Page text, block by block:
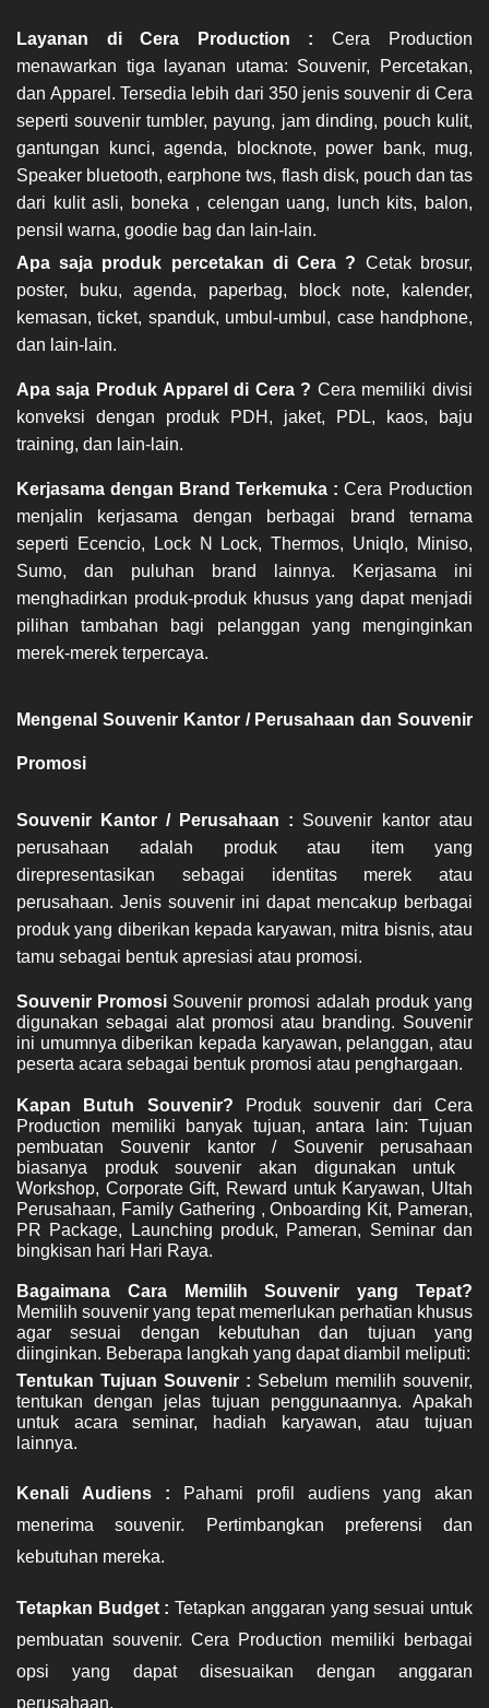
Layanan di Cera Production : Cera Production
menawarkan tiga layanan utama: Souvenir, Percetakan,
dan Apparel. Tersedia lebih dari 350 jenis souvenir di Cera
seperti souvenir tumbler, payung, jam dinding, pouch kulit,
gantungan kunci, agenda, blocknote, power bank, mug,
Speaker bluetooth, earphone tws, flash disk, pouch dan tas
dari kulit asli, boneka , celengan uang, lunch kits, balon,
pensil warna, goodie bag dan lain-lain.
Apa saja produk percetakan di Cera ? Cetak brosur,
poster, buku, agenda, paperbag, block note, kalender,
kemasan, ticket, spanduk, umbul-umbul, case handphone,
dan lain-lain.
Apa saja Produk Apparel di Cera ? Cera memiliki divisi
konveksi dengan produk PDH, jaket, PDL, kaos, baju
training, dan lain-lain.
Kerjasama dengan Brand Terkemuka : Cera Production
menjalin kerjasama dengan berbagai brand ternama
seperti Ecencio, Lock N Lock, Thermos, Uniqlo, Miniso,
Sumo, dan puluhan brand lainnya. Kerjasama ini
menghadirkan produk-produk khusus yang dapat menjadi
pilihan tambahan bagi pelanggan yang menginginkan
merek-merek terpercaya.
Mengenal Souvenir Kantor / Perusahaan dan Souvenir
Promosi
Souvenir Kantor / Perusahaan : Souvenir kantor atau
perusahaan adalah produk atau item yang
direpresentasikan sebagai identitas merek atau
perusahaan. Jenis souvenir ini dapat mencakup berbagai
produk yang diberikan kepada karyawan, mitra bisnis, atau
tamu sebagai bentuk apresiasi atau promosi.
Souvenir Promosi Souvenir promosi adalah produk yang
digunakan sebagai alat promosi atau branding. Souvenir
ini umumnya diberikan kepada karyawan, pelanggan, atau
peserta acara sebagai bentuk promosi atau penghargaan.
Kapan Butuh Souvenir?
Produk souvenir dari Cera
Production memiliki banyak tujuan, antara lain: Tujuan
pembuatan Souvenir kantor / Souvenir perusahaan
biasanya produk souvenir akan digunakan untuk
Workshop, Corporate Gift, Reward untuk Karyawan, Ultah
Perusahaan, Family Gathering , Onboarding Kit, Pameran,
PR Package, Launching produk, Pameran, Seminar dan
bingkisan hari Hari Raya.
Memilih souvenir yang tepat memerlukan perhatian khusus
agar sesuai dengan kebutuhan dan tujuan yang
diinginkan. Beberapa langkah yang dapat diambil meliputi:
Tentukan Tujuan Souvenir : Sebelum memilih souvenir,
tentukan dengan jelas tujuan penggunaannya. Apakah
untuk acara seminar, hadiah karyawan, atau tujuan
lainnya.
Kenali Audiens :
Pahami profil audiens yang akan
menerima souvenir. Pertimbangkan preferensi dan
kebutuhan mereka.
Tetapkan Budget : Tetapkan anggaran yang sesuai untuk
pembuatan souvenir. Cera Production memiliki berbagai
opsi yang dapat disesuaikan dengan anggaran
perusahaan.